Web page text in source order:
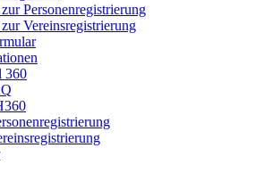
Personenregistrierung
Vereinsregistrierung
360